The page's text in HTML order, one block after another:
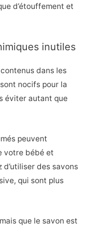
d’étouffement et
inutiles
dans les
nocifs pour la
éviter autant que
peuvent
votre bébé et
d’utiliser des savons
qui sont plus
que le savon est